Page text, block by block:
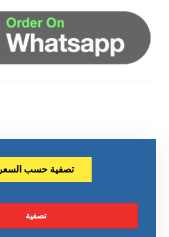
تصفية حسب السعر
تصفية